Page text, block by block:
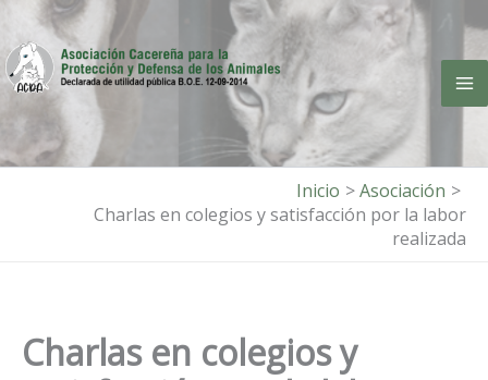
contenido
Inicio
Asociación
Charlas en colegios y satisfacción por la labor
realizada
Charlas en colegios y